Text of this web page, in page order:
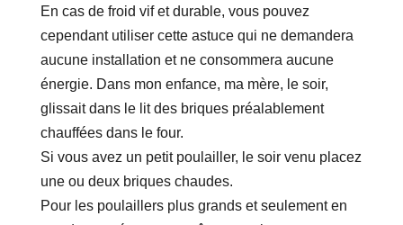
En cas de froid vif et durable, vous pouvez
cependant utiliser cette astuce qui ne demandera
aucune installation et ne consommera aucune
énergie. Dans mon enfance, ma mère, le soir,
glissait dans le lit des briques préalablement
chauffées dans le four.
Si vous avez un petit poulailler, le soir venu placez
une ou deux briques chaudes.
Pour les poulaillers plus grands et seulement en